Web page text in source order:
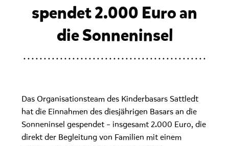
spendet 2.000 Euro an
die Sonneninsel
Das Organisationsteam des Kinderbasars Sattledt
hat die Einnahmen des diesjährigen Basars an die
Sonneninsel gespendet – insgesamt 2.000 Euro, die
direkt der Begleitung von Familien mit einem